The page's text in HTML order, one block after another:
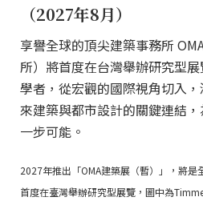
（2027年8月）
享譽全球的頂尖建築事務所
所）將首度在台灣舉辦研究型
學者，從宏觀的國際視角切入
來建築與都市設計的關鍵連結
一步可能。
2027年推出「OMA建築展（暫）」，將是
首度在臺灣舉辦研究型展覽，圖中為